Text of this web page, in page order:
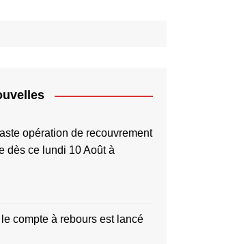
opération de recouvrement
dès ce lundi 10 Août à
compte à rebours est lancé